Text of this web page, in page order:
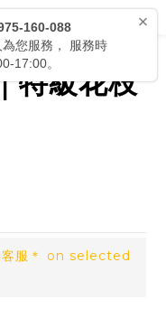
特級花枝
客服＊ on selected